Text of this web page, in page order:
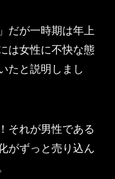
だが一時期は年上
は女性に不快な態
たと説明しまし
それが男性である
がずっと売り込ん